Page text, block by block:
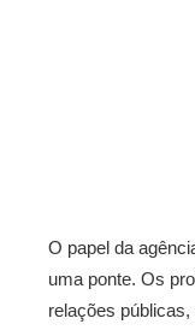
O papel da
uma ponte. Os
relações